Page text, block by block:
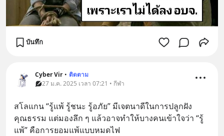
บันทึก
Cyber Vir • ติดตาม
27 ม.ค. 2025 เวลา 07:21 • กีฬา
สโลแกน “รู้แพ้ รู้ชนะ รู้อภัย” มีเจตนาดีในการปลูกฝัง
คุณธรรม แต่มองลึก ๆ แล้วอาจทำให้บางคนเข้าใจว่า “รู้
แพ้” คือการยอมแพ้แบบหมดไฟ